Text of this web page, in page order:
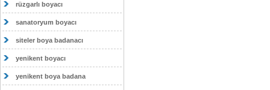
rüzgarlı boyacı
sanatoryum boyacı
siteler boya badanacı
yenikent boyacı
yenikent boya badana